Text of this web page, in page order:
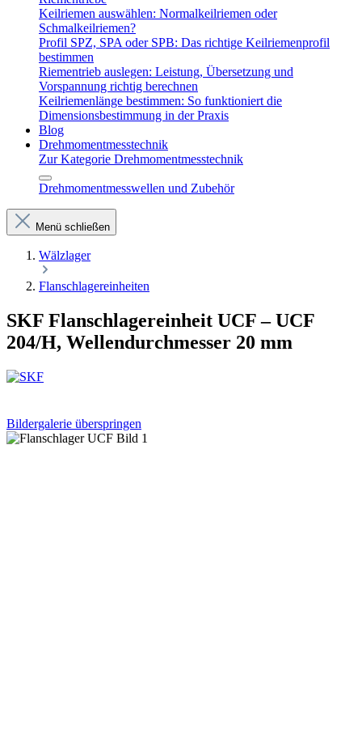
Keilriemen auswählen: Normalkeilriemen oder
Schmalkeilriemen?
Profil SPZ, SPA oder SPB: Das richtige Keilriemenprofil
bestimmen
Riementrieb auslegen: Leistung, Übersetzung und
Vorspannung richtig berechnen
Keilriemenlänge bestimmen: So funktioniert die
Dimensionsbestimmung in der Praxis
Blog
Drehmomentmesstechnik
Zur Kategorie Drehmomentmesstechnik
Drehmomentmesswellen und Zubehör
Menü schließen
Wälzlager
Flanschlagereinheiten
SKF Flanschlagereinheit UCF – UCF
204/H, Wellendurchmesser 20 mm
Bildergalerie überspringen